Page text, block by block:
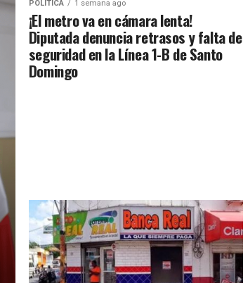
POLÍTICA 1 semana ago
¡El metro va en cámara lenta!
Diputada denuncia retrasos y falta de
seguridad en la Línea 1-B de Santo
Domingo